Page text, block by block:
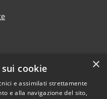
×
cookie
e assimilati strettamente
e alla navigazione del sito,